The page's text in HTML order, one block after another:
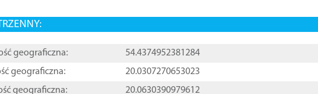
geograficzna:
54.4374952381284
geograficzna:
20.0307270653023
geograficzna:
20.0630390979612